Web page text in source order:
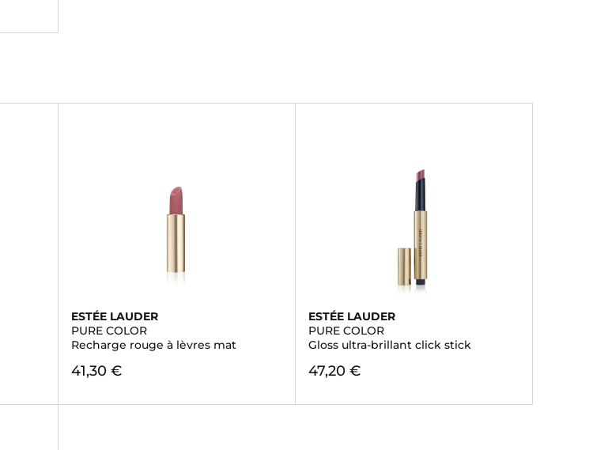
ESTÉE LAUDER
PURE COLOR
Recharge rouge à lèvres mat
41,30 €
ESTÉE LAUDER
PURE COLOR
Gloss ultra-brillant click stick
47,20 €